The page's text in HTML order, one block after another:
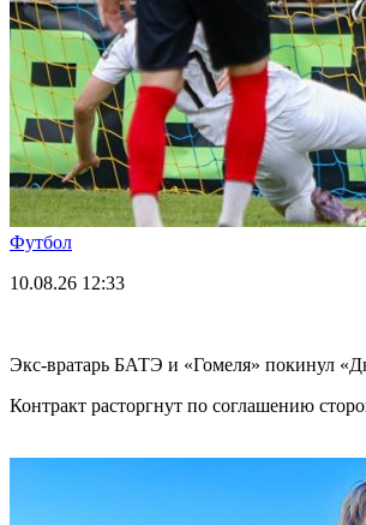
Футбол
10.08.26 12:33
Экс-вратарь БАТЭ и «Гомеля» покинул
Контракт расторгнут по соглашению